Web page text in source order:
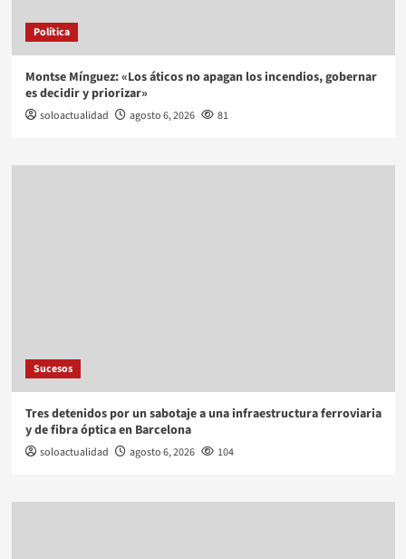
Política
Montse Mínguez: «Los áticos no apagan los incendios, gobernar
es decidir y priorizar»
soloactualidad agosto 6, 2026 81
Sucesos
Tres detenidos por un sabotaje a una infraestructura ferroviaria
y de fibra óptica en Barcelona
soloactualidad agosto 6, 2026 104